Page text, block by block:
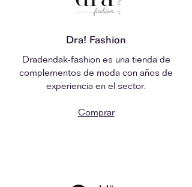
Dra! Fashion
Dradendak-fashion es una tienda de
complementos de moda con años de
experiencia en el sector.
Comprar